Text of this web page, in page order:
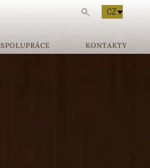
CZ
SPOLUPRÁCE KONTAKTY